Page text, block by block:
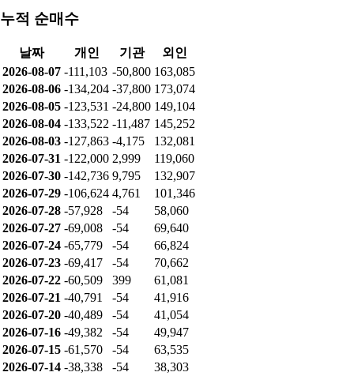
누적 순매수
날짜 개인 기관
외인
2026-08-07 -111,103 -50,800 163,085
2026-08-06 -134,204 -37,800 173,074
2026-08-05 -123,531 -24,800 149,104
2026-08-04 -133,522 -11,487 145,252
2026-08-03 -127,863 -4,175
132,081
2026-07-31 -122,000 2,999
119,060
2026-07-30 -142,736 9,795
132,907
2026-07-29 -106,624 4,761
101,346
2026-07-28 -57,928 -54
58,060
2026-07-27 -69,008 -54
69,640
2026-07-24 -65,779 -54
66,824
2026-07-23 -69,417 -54
70,662
2026-07-22 -60,509 399
61,081
2026-07-21 -40,791 -54
41,916
2026-07-20 -40,489 -54
41,054
2026-07-16 -49,382 -54
49,947
2026-07-15 -61,570 -54
63,535
2026-07-14 -38,338 -54
38,303